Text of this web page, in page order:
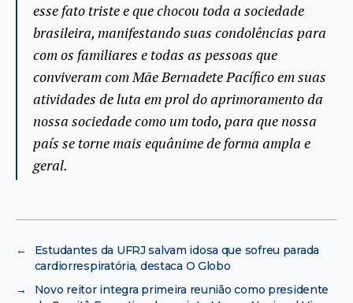
esse fato triste e que chocou toda a sociedade
brasileira, manifestando suas condolências para
com os familiares e todas as pessoas que
conviveram com Mãe Bernadete Pacífico em suas
atividades de luta em prol do aprimoramento da
nossa sociedade como um todo, para que nossa
país se torne mais equânime de forma ampla e
geral.
←
Estudantes da UFRJ salvam idosa que sofreu parada
cardiorrespiratória, destaca O Globo
→
Novo reitor integra primeira reunião como presidente